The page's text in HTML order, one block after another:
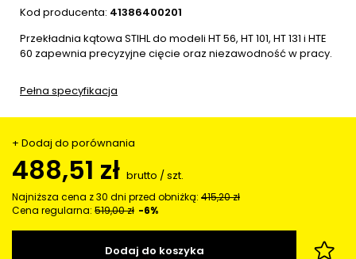
Kod producenta: 41386400201
Przekładnia kątowa STIHL do modeli HT 56, HT 101, HT 131 i HTE
60 zapewnia precyzyjne cięcie oraz niezawodność w pracy.
Pełna specyfikacja
+ Dodaj do porównania
488,51 zł brutto /szt.
Najniższa cena z 30 dni przed obniżką: 415,20 zł
Cena regularna: 519,00 zł -6%
Dodaj do koszyka